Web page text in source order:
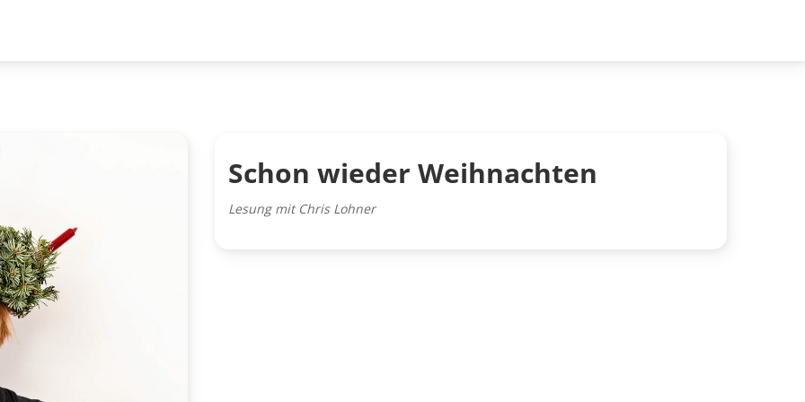
Schon wieder Weihnachten
Lesung mit Chris Lohner